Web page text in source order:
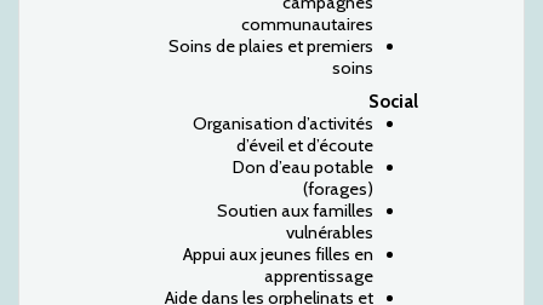
communautaires
Soins de plaies et premiers
soins
Social
Organisation d’activités
d’éveil et d’écoute
Don d’eau potable
(forages)
Soutien aux familles
vulnérables
Appui aux jeunes filles en
apprentissage
Aide dans les orphelinats et